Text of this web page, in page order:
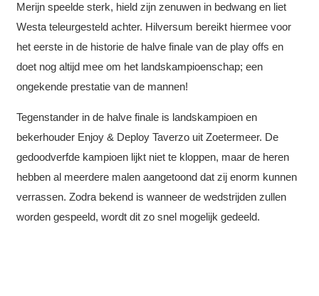
Merijn speelde sterk, hield zijn zenuwen in bedwang en liet
Westa teleurgesteld achter. Hilversum bereikt hiermee voor
het eerste in de historie de halve finale van de play offs en
doet nog altijd mee om het landskampioenschap; een
ongekende prestatie van de mannen!
Tegenstander in de halve finale is landskampioen en
bekerhouder Enjoy & Deploy Taverzo uit Zoetermeer. De
gedoodverfde kampioen lijkt niet te kloppen, maar de heren
hebben al meerdere malen aangetoond dat zij enorm kunnen
verrassen. Zodra bekend is wanneer de wedstrijden zullen
worden gespeeld, wordt dit zo snel mogelijk gedeeld.